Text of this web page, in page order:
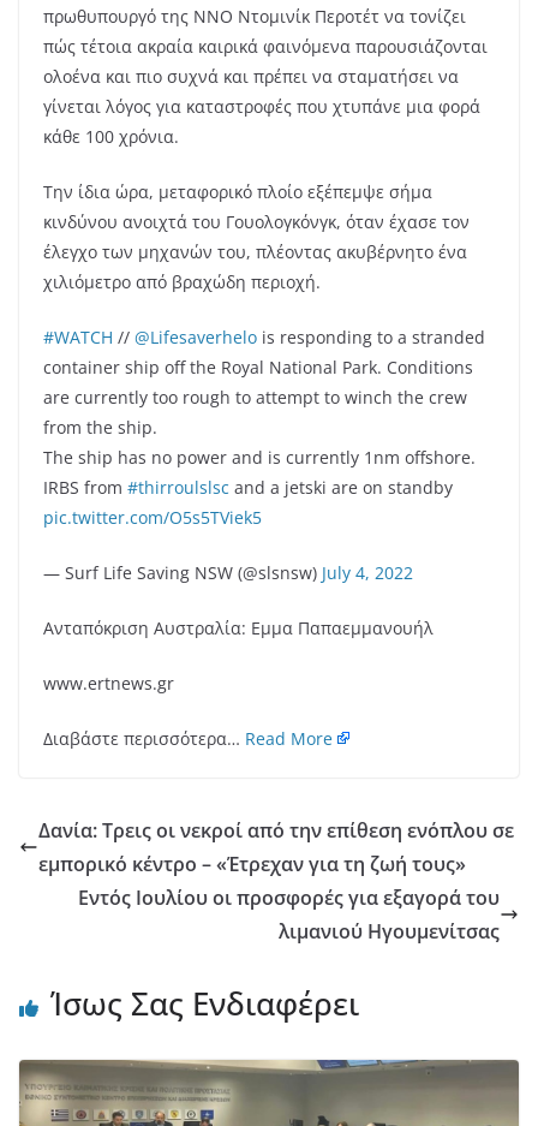
πρωθυπουργό της ΝΝΟ Ντομινίκ Περοτέτ να τονίζει
πώς τέτοια ακραία καιρικά φαινόμενα παρουσιάζονται
ολοένα και πιο συχνά και πρέπει να σταματήσει να
γίνεται λόγος για καταστροφές που χτυπάνε μια φορά
κάθε 100 χρόνια.
Την ίδια ώρα, μεταφορικό πλοίο εξέπεμψε σήμα
κινδύνου ανοιχτά του Γουολογκόνγκ, όταν έχασε τον
έλεγχο των μηχανών του, πλέοντας ακυβέρνητο ένα
χιλιόμετρο από βραχώδη περιοχή.
#WATCH // @Lifesaverhelo is responding to a stranded
container ship off the Royal National Park. Conditions
are currently too rough to attempt to winch the crew
from the ship.
The ship has no power and is currently 1nm offshore.
IRBS from #thirroulslsc and a jetski are on standby
pic.twitter.com/O5s5TViek5
— Surf Life Saving NSW (@slsnsw) July 4, 2022
Ανταπόκριση Αυστραλία: Εμμα Παπαεμμανουήλ
www.ertnews.gr
Διαβάστε περισσότερα… Read More
Δανία: Τρεις οι νεκροί από την επίθεση ενόπλου σε
εμπορικό κέντρο – «Έτρεχαν για τη ζωή τους»
Εντός Ιουλίου οι προσφορές για εξαγορά του
λιμανιού Ηγουμενίτσας
Ίσως Σας Ενδιαφέρει